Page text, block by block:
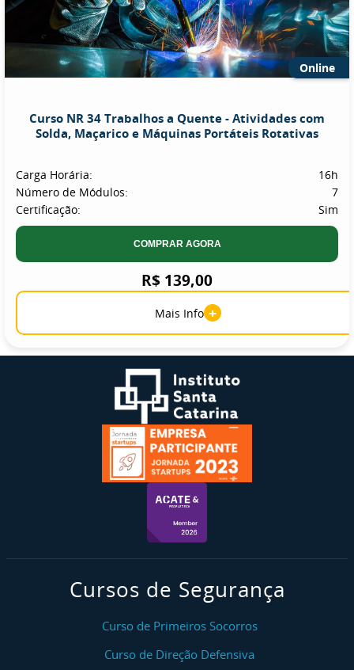
Online
Curso NR 34 Trabalhos a Quente - Atividades com
Solda, Maçarico e Máquinas Portáteis Rotativas
Carga Horária:
16h
Número de Módulos:
7
Certificação:
Sim
COMPRAR AGORA
R$ 139,00
Mais Info +
Cursos de Segurança
Curso de Primeiros Socorros
Curso de Direção Defensiva